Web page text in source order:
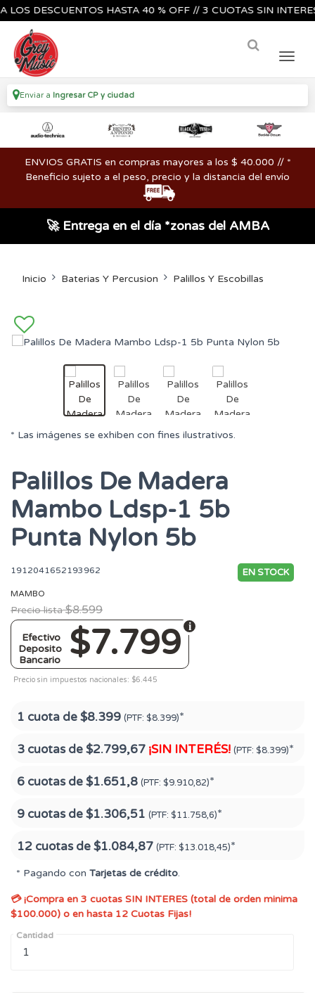
DESCUENTOS HASTA 40 % OFF // 3 CUOTAS SIN
Enviar a Ingresar CP y ciudad
ENVIOS GRATIS en compras mayores a los $ 40.000 // *
Beneficio sujeto a el peso, precio y la distancia del envío
🚀 Entrega en el día *zonas del AMBA
Inicio Baterias Y Percusion Palillos Y Escobillas
* Las imágenes se exhiben con fines ilustrativos.
Palillos De Madera
Mambo Ldsp-1 5b
Punta Nylon 5b
1912041652193962 EN STOCK
MAMBO
Precio lista $8.599
$7.799
Efectivo
Deposito
Bancario
Precio sin impuestos nacionales: $6.445
1 cuota de$8.399 (PTF: $8.399)*
3 cuotas de$2.799,67 ¡SIN INTERÉS! (PTF: $8.399)*
6 cuotas de$1.651,8 (PTF: $9.910,82)*
9 cuotas de$1.306,51 (PTF: $11.758,6)*
12 cuotas de$1.084,87 (PTF: $13.018,45)*
* Pagando con Tarjetas de crédito.
💳 ¡Compra en 3 cuotas SIN INTERES (total de orden minima
$100.000) o en hasta 12 Cuotas Fijas!
Cantidad